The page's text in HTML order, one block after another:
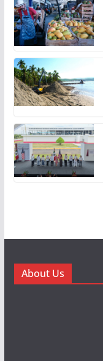
About Us